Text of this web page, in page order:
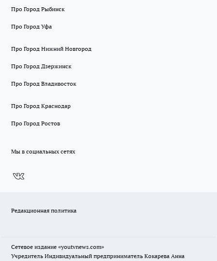
Про Город Рыбинск
Про Город Уфа
Про Город Нижний Новгород
Про Город Дзержинск
Про Город Владивосток
Про Город Краснодар
Про Город Ростов
Мы в социальных сетях
Редакционная политика
Сетевое издание «youtvnews.com»
Учредитель Индивидуальный предприниматель Кокарева Анна